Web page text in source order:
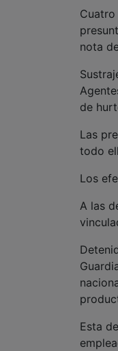
nota
de
Las
todo
Los
A las
Esta